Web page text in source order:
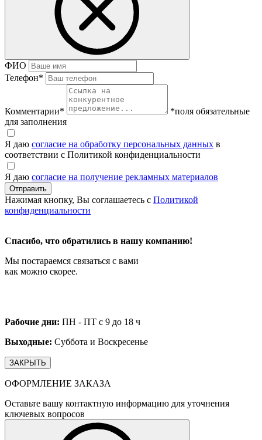
ФИО
Телефон*
Комментарии*
*поля обязательные
для заполнения
Я даю согласие на обработку персональных данных в
соответствии с Политикой конфиденциальности
Я даю согласие на получение рекламных материалов
Нажимая кнопку, Вы соглашаетесь с Политикой
конфиденциальности
Спасибо, что обратились в нашу компанию!
Мы постараемся связаться с вами
как можно скорее.
Рабочие дни: ПН - ПТ с 9 до 18 ч
Выходные: Суббота и Воскресенье
ЗАКРЫТЬ
ОФОРМЛЕНИЕ ЗАКАЗА
Оставьте вашу контактную информацию для уточнения
ключевых вопросов